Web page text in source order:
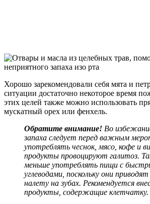
Хорошо зарекомендовали себя мята и
ситуации достаточно некоторое время
этих целей также можно использовать
мускатный орех или фенхель.
Обратите внимание! Во
запаха следует перед важным
употреблять чеснок, мясо, кофе и
продукты провоцируют галитоз.
меньше употреблять пищи с
углеводами, поскольку они приводят
налету на зубах. Рекомендуется
продукты, содержащие клетчатку.